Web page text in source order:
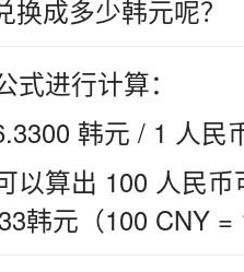
成多少韩元呢？
进行计算：
韩元 / 1 人民
以算出 100 人民
韩元（100 CNY =